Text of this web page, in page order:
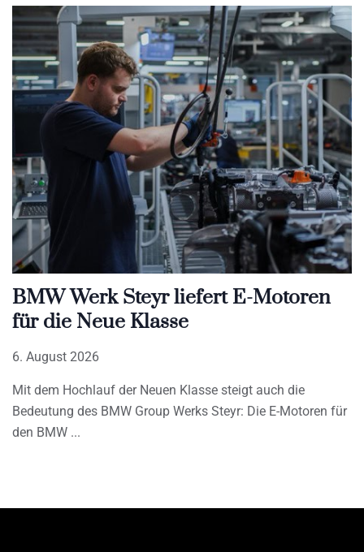
BMW Werk Steyr liefert E-Motoren
für die Neue Klasse
6. August 2026
Mit dem Hochlauf der Neuen Klasse steigt auch die
Bedeutung des BMW Group Werks Steyr: Die E-Motoren für
den BMW